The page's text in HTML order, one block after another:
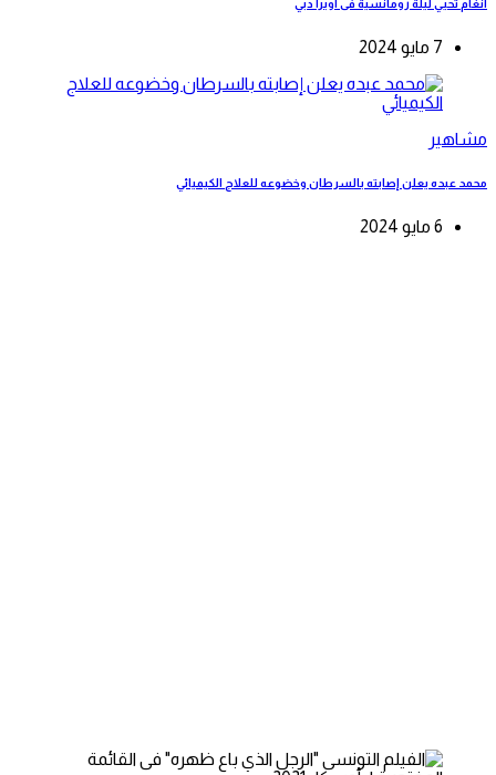
أنغام تحيي ليلة رومانسية فى أوبرا دبي
7 مايو 2024
مشاهير
محمد عبده يعلن إصابته بالسرطان وخضوعه للعلاج الكيميائي
6 مايو 2024